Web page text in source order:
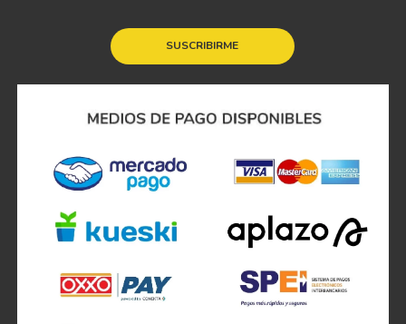
SUSCRIBIRME